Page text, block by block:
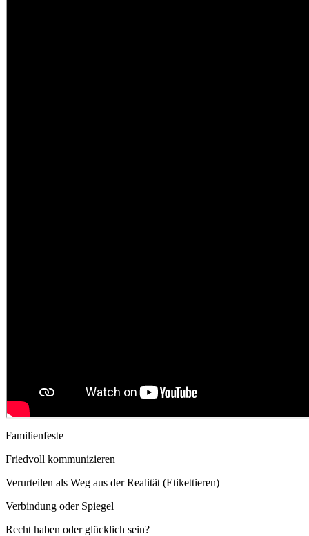
Familienfeste
Friedvoll kommunizieren
Verurteilen als Weg aus der Realität (Etikettieren)
Verbindung oder Spiegel
Recht haben oder glücklich sein?